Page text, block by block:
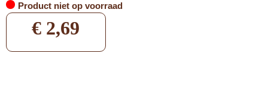
Product niet op voorraad
€ 2,69